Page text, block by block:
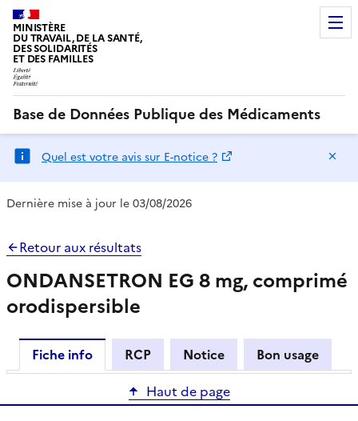
MINISTÈRE
DU TRAVAIL, DE LA SANTÉ,
DES SOLIDARITÉS
ET DES FAMILLES
Base de Données Publique des Médicaments
Quel est votre avis sur E-notice ?
Dernière mise à jour le 03/08/2026
Retour aux résultats
ONDANSETRON EG 8 mg, comprimé
orodispersible
Fiche info RCP Notice
Bon usage
Haut de page